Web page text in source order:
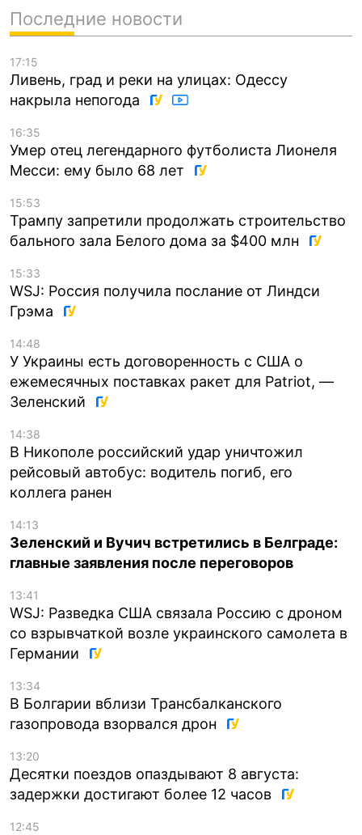
Последние новости
17:15
Ливень, град и реки на улицах: Одессу
накрыла непогода
16:35
Умер отец легендарного футболиста Лионеля
Месси: ему было 68 лет
15:53
Трампу запретили продолжать строительство
бального зала Белого дома за $400 млн
15:33
WSJ: Россия получила послание от Линдси
Грэма
14:48
У Украины есть договоренность с США о
ежемесячных поставках ракет для Patriot, —
Зеленский
14:38
В Никополе российский удар уничтожил
рейсовый автобус: водитель погиб, его
коллега ранен
14:13
Зеленский и Вучич встретились в Белграде:
главные заявления после переговоров
13:41
WSJ: Разведка США связала Россию с дроном
со взрывчаткой возле украинского самолета в
Германии
13:34
В Болгарии вблизи Трансбалканского
газопровода взорвался дрон
13:20
Десятки поездов опаздывают 8 августа:
задержки достигают более 12 часов
12:45